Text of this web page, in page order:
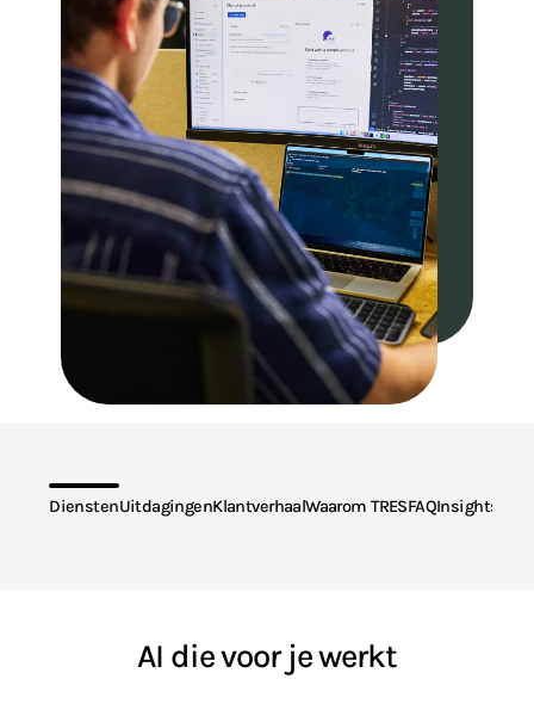
Op deze pagina:
DienstenUitdagingenKlantverhaalWaarom TRESFAQInsights
AI die voor je werkt